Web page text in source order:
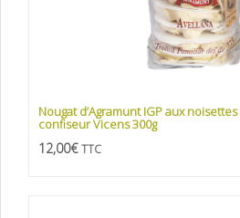
Nougat d’Agramunt IGP aux
confiseur Vicens 300g
12,00€ TTC